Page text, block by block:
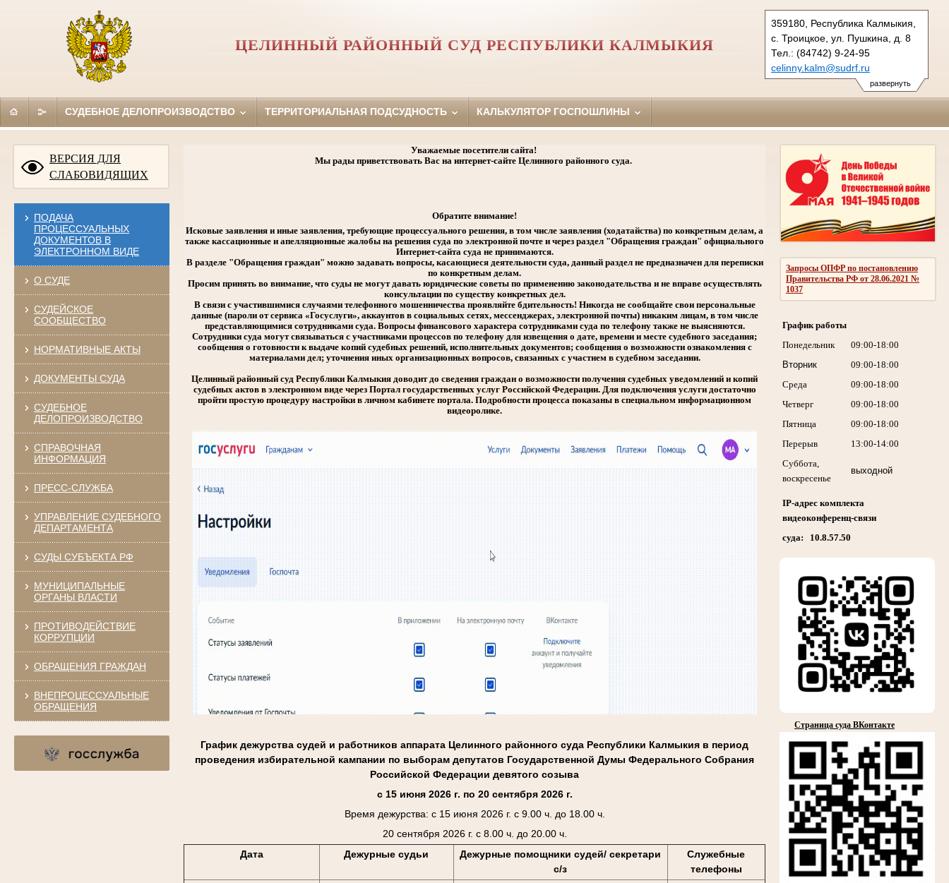
развернуть
359180, Республика Калмыкия,
с. Троицкое, ул. Пушкина, д. 8
Тел.: (84742) 9-24-95
celinny.kalm@sudrf.ru
показать на карте
ЦЕЛИННЫЙ РАЙОННЫЙ СУД РЕСПУБЛИКИ КАЛМЫКИЯ
СУДЕБНОЕ ДЕЛОПРОИЗВОДСТВО ТЕРРИТОРИАЛЬНАЯ ПОДСУДНОСТЬ КАЛЬКУЛЯТОР ГОСПОШЛИНЫ
ВЕРСИЯ ДЛЯ
СЛАБОВИДЯЩИХ
ПОДАЧА
ПРОЦЕССУАЛЬНЫХ
ДОКУМЕНТОВ В
ЭЛЕКТРОННОМ ВИДЕ
О СУДЕ
СУДЕЙСКОЕ
СООБЩЕСТВО
НОРМАТИВНЫЕ АКТЫ
ДОКУМЕНТЫ СУДА
СУДЕБНОЕ
ДЕЛОПРОИЗВОДСТВО
СПРАВОЧНАЯ
ИНФОРМАЦИЯ
ПРЕСС-СЛУЖБА
УПРАВЛЕНИЕ СУДЕБНОГО
ДЕПАРТАМЕНТА
СУДЫ СУБЪЕКТА РФ
МУНИЦИПАЛЬНЫЕ
ОРГАНЫ ВЛАСТИ
ПРОТИВОДЕЙСТВИЕ
КОРРУПЦИИ
ОБРАЩЕНИЯ ГРАЖДАН
ВНЕПРОЦЕССУАЛЬНЫЕ
ОБРАЩЕНИЯ
Запросы ОПФР по постановлению
Правительства РФ от 28.06.2021 №
1037
График работы
Понедельник
09:00-18:00
Вторник
09:00-18:00
Среда
09:00-18:00
Четверг
09:00-18:00
Пятница
09:00-18:00
Перерыв
13:00-14:00
Суббота,
воскресенье
выходной
IP-адрес комплекта
видеоконференц-связи
суда: 10.8.57.50
Страница суда ВКонтакте
Уважаемые посетители сайта!
Мы рады приветствовать Вас на интернет-сайте Целинного районного суда.
Обратите внимание!
Исковые заявления и иные заявления, требующие процессуального решения, в том числе заявления (ходатайства) по конкретным делам, а
также кассационные и апелляционные жалобы на решения суда по электронной почте и через раздел "Обращения граждан" официального
Интернет-сайта суда не принимаются.
В разделе "Обращения граждан" можно задавать вопросы, касающиеся деятельности суда, данный раздел не предназначен для переписки
по конкретным делам.
Просим принять во внимание, что суды не могут давать юридические советы по применению законодательства и не вправе осуществлять
консультации по существу конкретных дел.
В связи с участившимися случаями телефонного мошенничества проявляйте бдительность! Никогда не сообщайте свои персональные
данные (пароли от сервиса «Госуслуги», аккаунтов в социальных сетях, мессенджерах, электронной почты) никаким лицам, в том числе
представляющимися сотрудниками суда. Вопросы финансового характера сотрудниками суда по телефону также не выясняются.
Сотрудники суда могут связываться с участниками процессов по телефону для извещения о дате, времени и месте судебного заседания;
сообщения о готовности к выдаче копий судебных решений, исполнительных документов; сообщения о возможности ознакомления с
материалами дел; уточнения иных организационных вопросов, связанных с участием в судебном заседании.
Целинный районный суд Республики Калмыкия доводит до сведения граждан о возможности получения судебных уведомлений и копий
судебных актов в электронном виде через Портал государственных услуг Российской Федерации. Для подключения услуги достаточно
пройти простую процедуру настройки в личном кабинете портала. Подробности процесса показаны в специальном информационном
видеоролике.
График дежурства судей и работников аппарата Целинного районного суда Республики Калмыкия в период
проведения избирательной кампании по выборам депутатов Государственной Думы Федерального Собрания
Российской Федерации девятого созыва
с 15 июня 2026 г. по 20 сентября 2026 г.
Время дежурства: с 15 июня 2026 г. с 9.00 ч. до 18.00 ч.
20 сентября 2026 г. с 8.00 ч. до 20.00 ч.
Дата
Дежурные судьи
Дежурные помощники судей/ секретари
с/з
Служебные
телефоны